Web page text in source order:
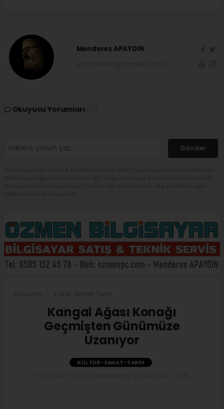
Menderes APAYDIN
Okuyucu Yorumları
Gönder
Kangal Ağası Konağı
Geçmişten Günümüze
Uzanıyor
KÜLTÜR-SANAT-TARIH